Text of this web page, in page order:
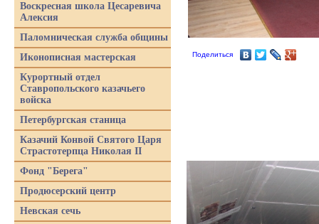
Поделиться
Воскресная школа Цесаревича
Алексия
Паломническая служба общины
Иконописная мастерская
Курортный отдел
Ставропольского казачьего
войска
Петербургская станица
Казачий Конвой Святого Царя
Страстотерпца Николая II
Фонд "Берега"
Продюсерский центр
Невская сечь